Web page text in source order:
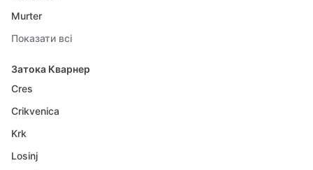
Murter
Показати всі
Затока Кварнер
Cres
Crikvenica
Krk
Losinj